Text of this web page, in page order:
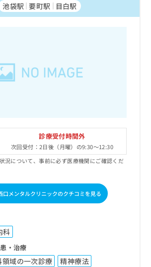
池袋駅 要町駅 目白駅
診療受付時間外
次回受付：2日後（月曜）の9:30～12:30
況について、事前に必ず医療機関にご確認くだ
口メンタルクリニックのクチコミを見る
科
・治療
域の一次診療
精神療法